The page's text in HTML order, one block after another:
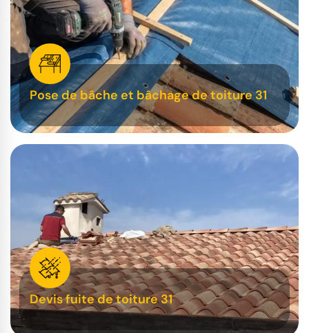
Pose de bâche et bâchage de toiture 31
Devis fuite de toiture 31